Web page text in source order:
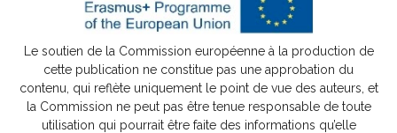
Le soutien de la Commission européenne à la production de
cette publication ne constitue pas une approbation du
contenu, qui reflète uniquement le point de vue des auteurs, et
la Commission ne peut pas être tenue responsable de toute
utilisation qui pourrait être faite des informations qu’elle